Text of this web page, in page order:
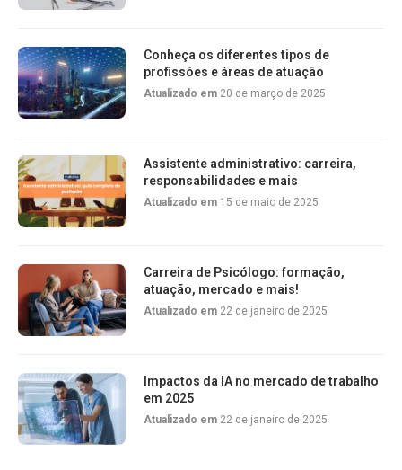
Conheça os diferentes tipos de
profissões e áreas de atuação
Atualizado em 20 de março de 2025
Assistente administrativo: carreira,
responsabilidades e mais
Atualizado em 15 de maio de 2025
Carreira de Psicólogo: formação,
atuação, mercado e mais!
Atualizado em 22 de janeiro de 2025
Impactos da IA no mercado de trabalho
em 2025
Atualizado em 22 de janeiro de 2025